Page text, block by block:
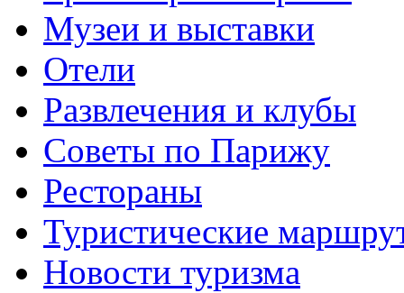
Музеи и выставки
Отели
Развлечения и клубы
Советы по Парижу
Рестораны
Туристические
Новости туризма